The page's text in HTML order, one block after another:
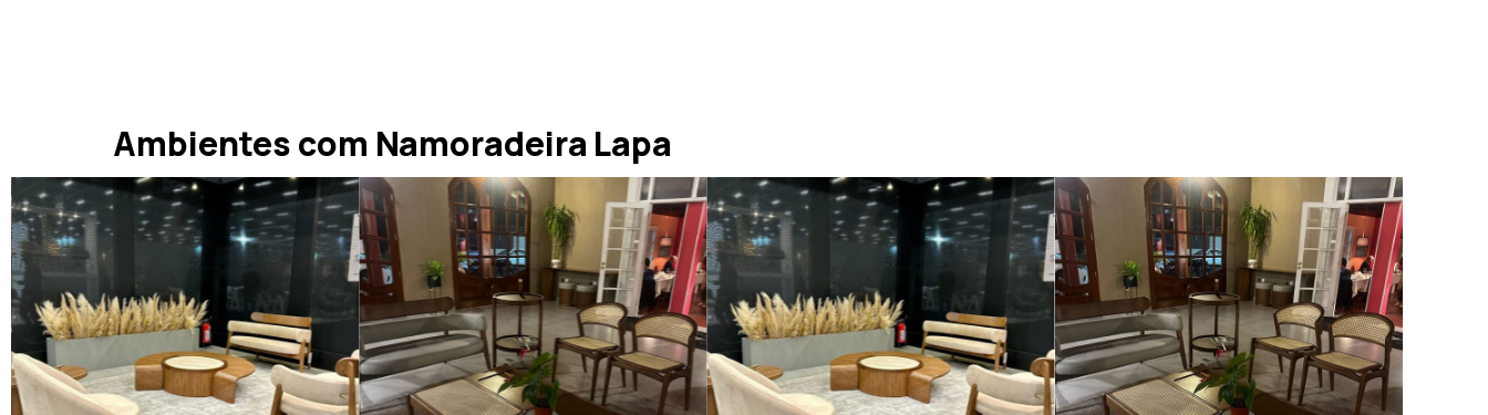
Ambientes com Namoradeira Lapa